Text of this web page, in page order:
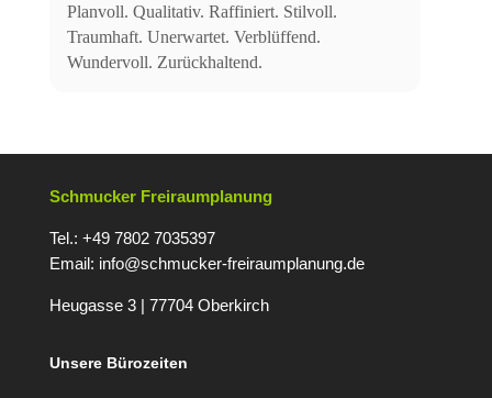
Planvoll. Qualitativ. Raffiniert. Stilvoll.
Traumhaft. Unerwartet. Verblüffend.
Wundervoll. Zurückhaltend.
Schmucker Freiraumplanung
Tel.: +49 7802 7035397
Email: info@schmucker-freiraumplanung.de
Heugasse 3 | 77704 Oberkirch
Unsere Bürozeiten